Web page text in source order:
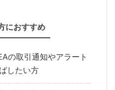
におすすめ
の取引通知やアラート
したい方